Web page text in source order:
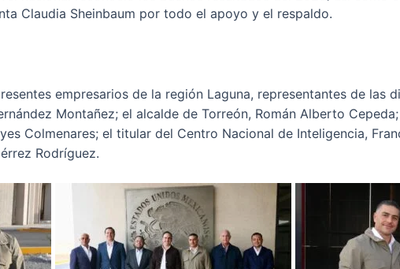
Claudia Sheinbaum por todo el apoyo y el respaldo.
empresarios de la región Laguna, representantes de las
Montañez; el alcalde de Torreón, Román Alberto
Colmenares; el titular del Centro Nacional de Inteligencia,
Rodríguez.